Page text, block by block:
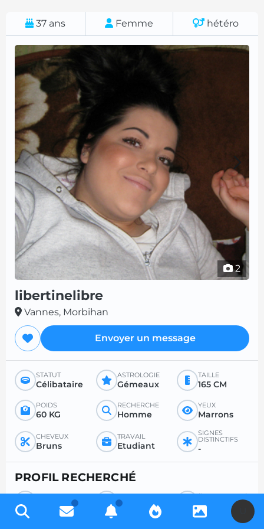
37 ans Femme hétéro
2
libertinelibre
Vannes, Morbihan
Envoyer un message
STATUT
Célibataire
ASTROLOGIE
Gémeaux
TAILLE
165 CM
POIDS
60 KG
RECHERCHE
Homme
YEUX
Marrons
CHEVEUX
Bruns
TRAVAIL
Etudiant
SIGNES
DISTINCTIFS
-
PROFIL RECHERCHÉ
RECHERCHE
Homme
POUR
Tout
ÂGE SOUHAITÉ